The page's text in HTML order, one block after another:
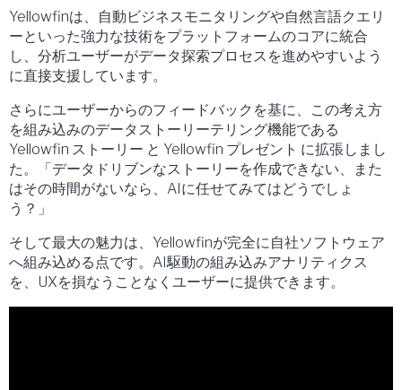
Yellowfinは、自動ビジネスモニタリングや自然言語クエリ
ーといった強力な技術をプラットフォームのコアに統合
し、分析ユーザーがデータ探索プロセスを進めやすいよう
に直接支援しています。
さらにユーザーからのフィードバックを基に、この考え方
を組み込みのデータストーリーテリング機能である
Yellowfin ストーリー と Yellowfin プレゼント に拡張しまし
た。「データドリブンなストーリーを作成できない、また
はその時間がないなら、AIに任せてみてはどうでしょ
う？」
そして最大の魅力は、Yellowfinが完全に自社ソフトウェア
へ組み込める点です。AI駆動の組み込みアナリティクス
を、UXを損なうことなくユーザーに提供できます。